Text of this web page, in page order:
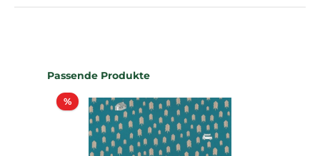
Produktgalerie überspringen
Passende Produkte
%Rabatt